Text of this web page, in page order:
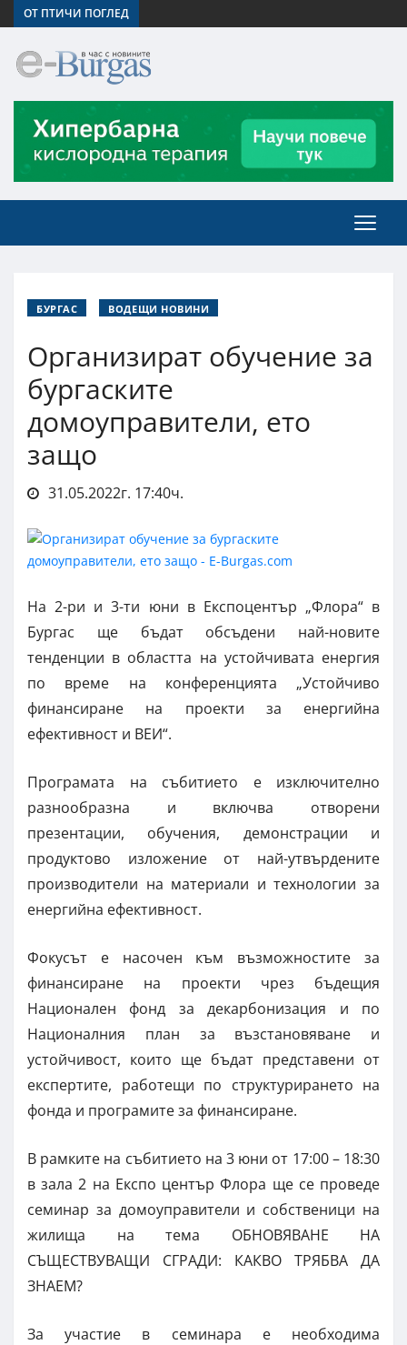
ОТ ПТИЧИ ПОГЛЕД
БУРГАС ВОДЕЩИ НОВИНИ
Организират обучение за
бургаските
домоуправители, ето
защо
31.05.2022г. 17:40ч.
На 2-ри и 3-ти юни в Експоцентър „Флора“ в
Бургас ще бъдат обсъдени най-новите
тенденции в областта на устойчивата енергия
по време на конференцията „Устойчиво
финансиране на проекти за енергийна
ефективност и ВЕИ“.
Програмата на събитието е изключително
разнообразна и включва отворени
презентации, обучения, демонстрации и
продуктово изложение от най-утвърдените
производители на материали и технологии за
енергийна ефективност.
Фокусът е насочен към възможностите за
финансиране на проекти чрез бъдещия
Национален фонд за декарбонизация и по
Националния план за възстановяване и
устойчивост, които ще бъдат представени от
експертите, работещи по структурирането на
фонда и програмите за финансиране.
В рамките на събитието на 3 юни от 17:00 – 18:30
в зала 2 на Експо център Флора ще се проведе
семинар за домоуправители и собственици на
жилища на тема ОБНОВЯВАНЕ НА
СЪЩЕСТВУВАЩИ СГРАДИ: КАКВО ТРЯБВА ДА
ЗНАЕМ?
За участие в семинара е необходима